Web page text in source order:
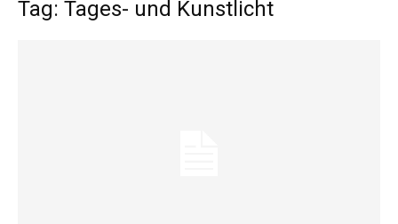
Tag: Tages- und Kunstlicht